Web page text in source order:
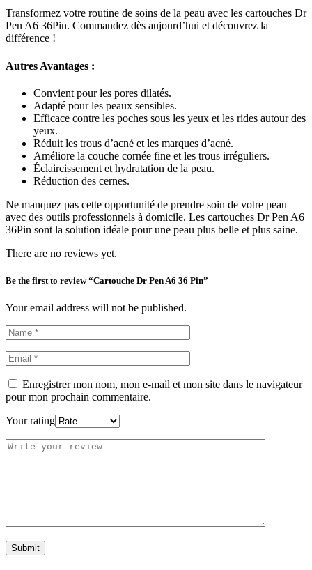
Transformez votre routine de soins de la peau avec les cartouches Dr
Pen A6 36Pin. Commandez dès aujourd’hui et découvrez la
différence !
Autres Avantages :
Convient pour les pores dilatés.
Adapté pour les peaux sensibles.
Efficace contre les poches sous les yeux et les rides autour des
yeux.
Réduit les trous d’acné et les marques d’acné.
Améliore la couche cornée fine et les trous irréguliers.
Éclaircissement et hydratation de la peau.
Réduction des cernes.
Ne manquez pas cette opportunité de prendre soin de votre peau
avec des outils professionnels à domicile. Les cartouches Dr Pen A6
36Pin sont la solution idéale pour une peau plus belle et plus saine.
There are no reviews yet.
Be the first to review “Cartouche Dr Pen A6 36 Pin”
Your email address will not be published.
Enregistrer mon nom, mon e-mail et mon site dans le navigateur
pour mon prochain commentaire.
Your rating